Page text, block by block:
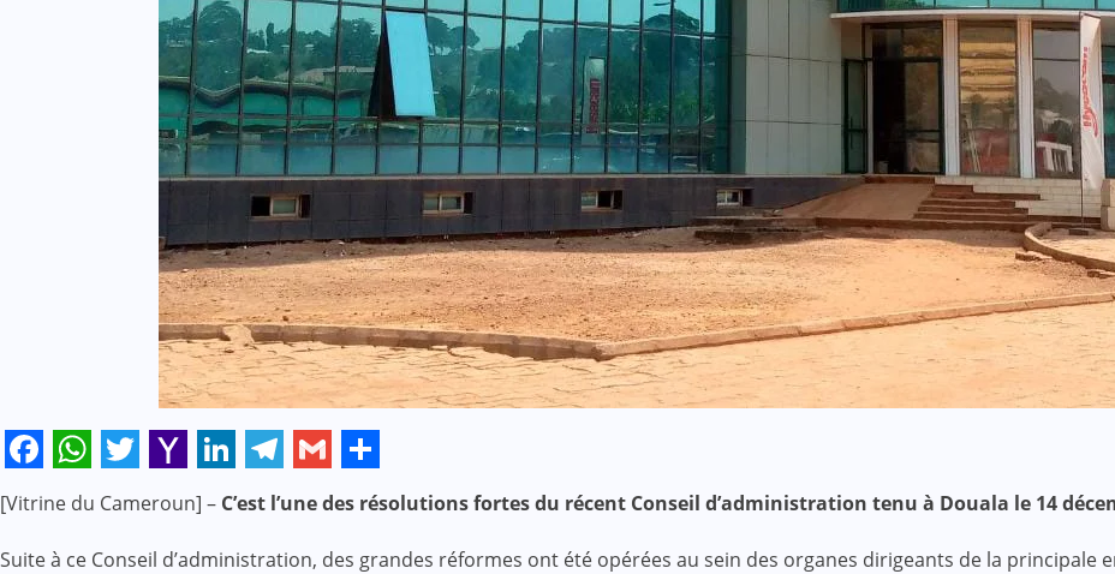
Facebook
WhatsApp
Twitter
Yahoo
Mail
LinkedIn
Telegram
Gmail
Share
[Vitrine du Cameroun] – C’est l’une des résolutions fortes du récent Conseil d’administration tenu à Douala le 14
Suite à ce Conseil d’administration, des grandes réformes ont été opérées au sein des organes dirigeants de la principale